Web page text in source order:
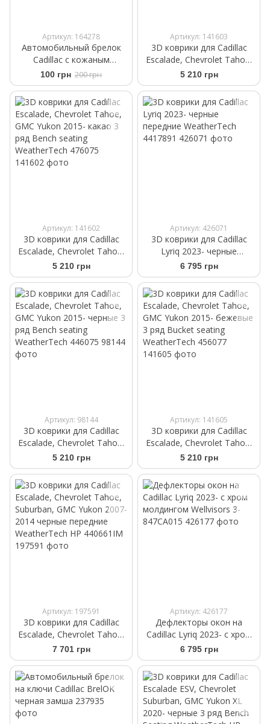
Артикул: 164278
Автомобильный брелок
Cadillac с кожаным
ремешком плетеный
косичка джгут
100 грн 200 грн
Артикул: 141603
3D коврики для Cadillac
Escalade, Chevrolet Tahoe,
GMC Yukon 2015- бежевые
3 ряд Bench seating
WeatherTech 456075
5 210 грн
Артикул: 141602
3D коврики для Cadillac
Escalade, Chevrolet Tahoe,
GMC Yukon 2015- какао 3
ряд Bench seating
WeatherTech 476075
5 210 грн
Артикул: 426071
3D коврики для Cadillac
Lyriq 2023- черные
передние WeatherTech
4417891
6 795 грн
Артикул: 98144
3D коврики для Cadillac
Escalade, Chevrolet Tahoe,
GMC Yukon 2015- черные 3
ряд Bench seating
WeatherTech 446075
5 210 грн
Артикул: 141605
3D коврики для Cadillac
Escalade, Chevrolet Tahoe,
GMC Yukon 2015- бежевые
3 ряд Bucket seating
WeatherTech 456077
5 210 грн
Артикул: 197591
3D коврики для Cadillac
Escalade, Chevrolet Tahoe,
Suburban, GMC Yukon 2007-
2014 черные передние
WeatherTech HP 440661IM
7 701 грн
Артикул: 426177
Дефлекторы окон на
Cadillac Lyriq 2023- с хром
молдингом Wellvisors 3-
847CA015
6 795 грн